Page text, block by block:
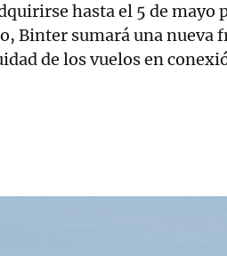
hasta el 5 de mayo
Binter sumará una nueva
de los vuelos en